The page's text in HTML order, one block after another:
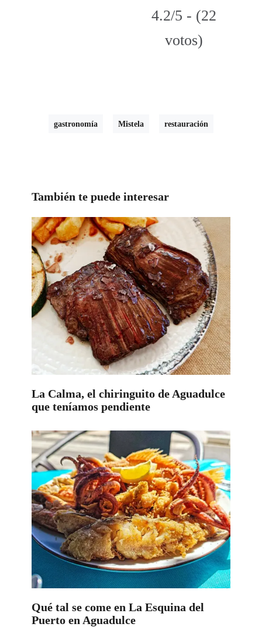
4.2/5 - (22
votos)
gastronomía Mistela restauración
También te puede interesar
La Calma, el chiringuito de Aguadulce
que teníamos pendiente
Qué tal se come en La Esquina del
Puerto en Aguadulce